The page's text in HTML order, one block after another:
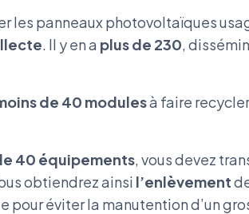
les panneaux photovoltaïques
. Il y en a plus de 230,
de 40 modulesà faire
40 équipements, vous devez
obtiendrez ainsi l’enlèvement
pour éviter la manutention d’un